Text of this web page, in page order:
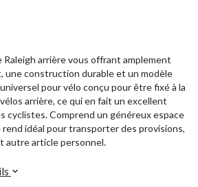
Raleigh arrière vous offrant amplement
une construction durable et un modèle
pour vélo conçu pour être fixé à la
arrière, ce qui en fait un excellent
cyclistes. Comprend un généreux espace
idéal pour transporter des provisions,
autre article personnel.